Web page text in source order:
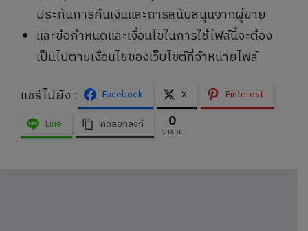
ประกันการคืนเงินและการสนับสนุนจากผู้ขาย
และข้อกำหนดและเงื่อนไขในการใช้ไฟล์นี้จะต้อง
เป็นไปตามเงื่อนไขของเว็บไซต์ที่จำหน่ายไฟล์
แชร์ไปยัง :
Facebook X
Pinterest
Line
คัดลอกลิงก์ 0
SHARE